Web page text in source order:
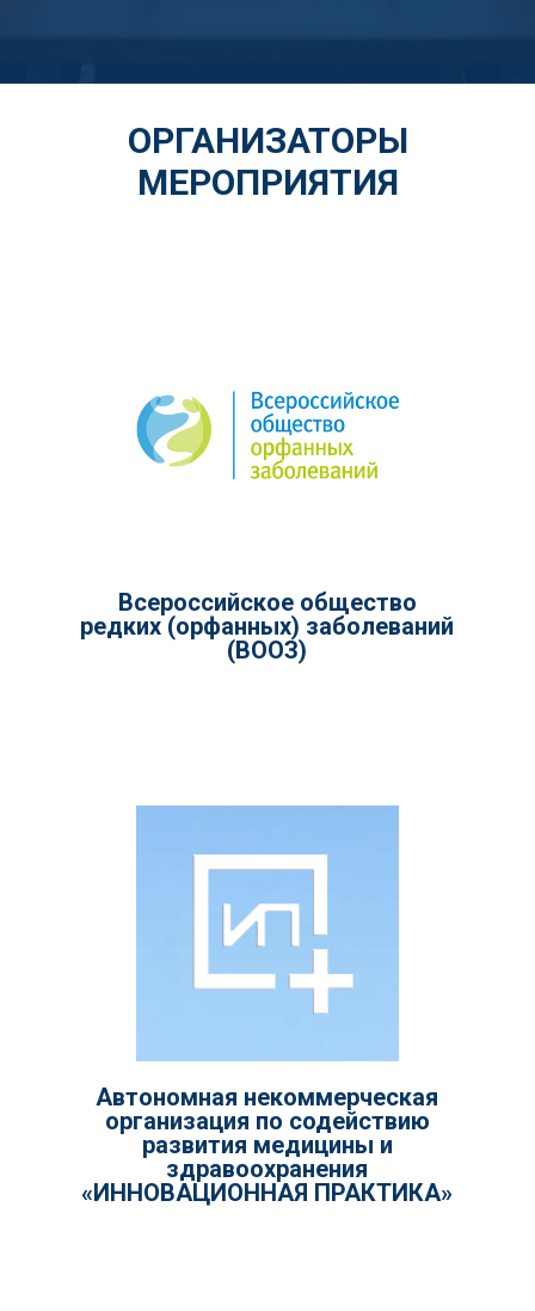
ОРГАНИЗАТОРЫ
МЕРОПРИЯТИЯ
Всероссийское общество
редких (орфанных) заболеваний
(ВООЗ)
Автономная некоммерческая
организация по содействию
развития медицины и
здравоохранения
«ИННОВАЦИОННАЯ ПРАКТИКА»